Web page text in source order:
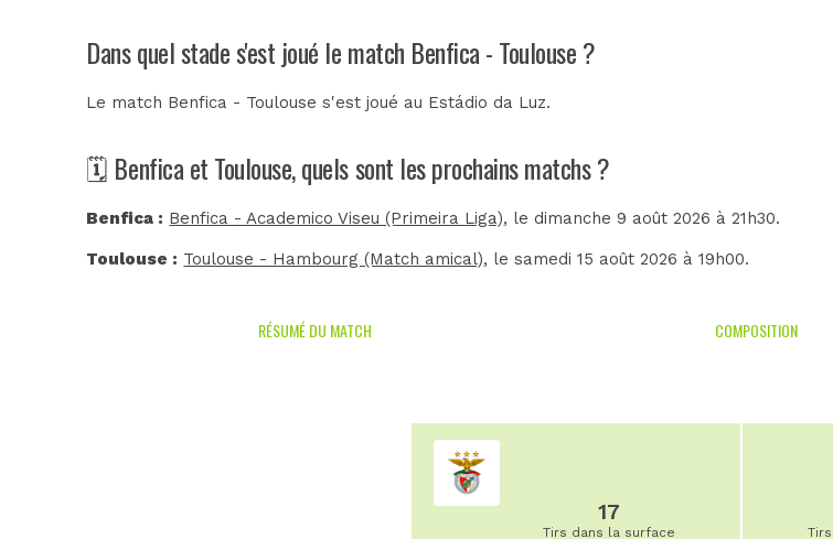
Dans quel stade s'est joué le match Benfica - Toulouse ?
Le match Benfica - Toulouse s'est joué au Estádio da Luz.
🗓️ Benfica et Toulouse, quels sont les prochains matchs ?
Benfica : Benfica - Academico Viseu (Primeira Liga), le dimanche 9 août 2026 à 21h30.
Toulouse : Toulouse - Hambourg (Match amical), le samedi 15 août 2026 à 19h00.
RÉSUMÉ DU MATCH COMPOSITION
17
Tirs dans la surface